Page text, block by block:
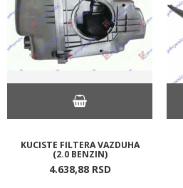
KUCISTE FILTERA VAZDUHA
(2.0 BENZIN)
4.638,88 RSD